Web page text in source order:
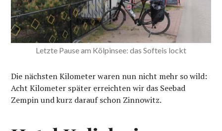
Letzte Pause am Kölpinsee: das Softeis lockt
Die nächsten Kilometer waren nun nicht mehr so wild:
Acht Kilometer später erreichten wir das Seebad
Zempin und kurz darauf schon Zinnowitz.